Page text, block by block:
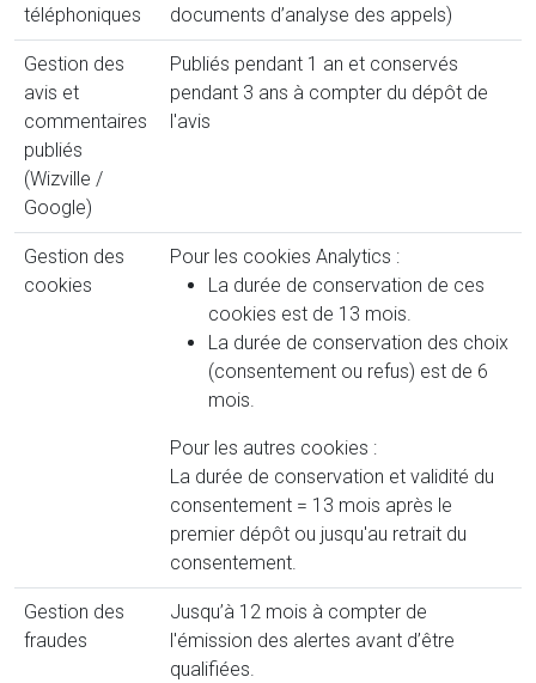
téléphoniques
documents d’analyse des appels)
Gestion des
avis et
commentaires
publiés
(Wizville /
Google)
Publiés pendant 1 an et conservés
pendant 3 ans à compter du dépôt de
l'avis
Gestion des
cookies
Pour les cookies Analytics :
La durée de conservation de ces
cookies est de 13 mois.
La durée de conservation des choix
(consentement ou refus) est de 6
mois.
Pour les autres cookies :
La durée de conservation et validité du
consentement = 13 mois après le
premier dépôt ou jusqu'au retrait du
consentement.
Gestion des
fraudes
Jusqu’à 12 mois à compter de
l'émission des alertes avant d’être
qualifiées.